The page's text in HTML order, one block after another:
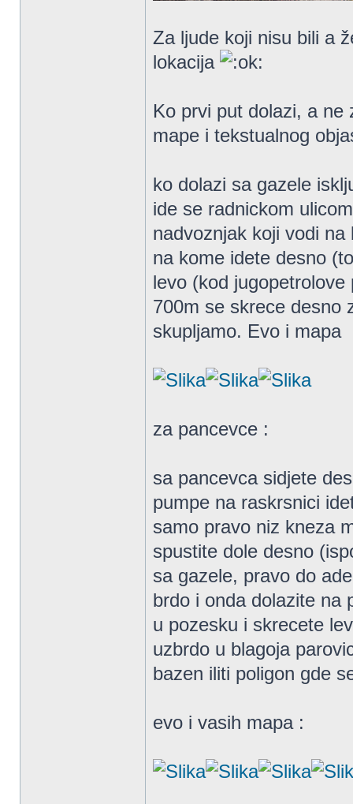
Za ljude koji nisu bili a
lokacija
Ko prvi put dolazi, a ne
mape i tekstualnog
ko dolazi sa gazele
ide se radnickom
nadvoznjak koji vodi
na kome idete desno
levo (kod
700m se skrece desno
skupljamo. Evo i mapa
za pancevce :
sa pancevca sidjete
pumpe na raskrsnici
samo pravo niz kneza
spustite dole desno
sa gazele, pravo do
brdo i onda dolazite na
u pozesku i skrecete
uzbrdo u blagoja
bazen iliti poligon gde
evo i vasih mapa :